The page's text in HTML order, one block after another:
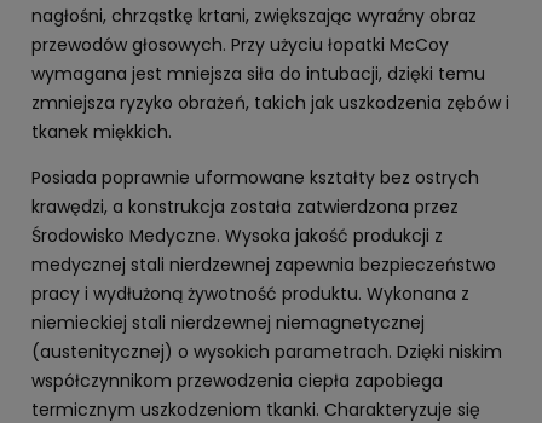
nagłośni, chrząstkę krtani, zwiększając wyraźny obraz
przewodów głosowych. Przy użyciu łopatki McCoy
wymagana jest mniejsza siła do intubacji, dzięki temu
zmniejsza ryzyko obrażeń, takich jak uszkodzenia zębów i
tkanek miękkich.
Posiada poprawnie uformowane kształty bez ostrych
krawędzi, a konstrukcja została zatwierdzona przez
Środowisko Medyczne. Wysoka jakość produkcji z
medycznej stali nierdzewnej zapewnia bezpieczeństwo
pracy i wydłużoną żywotność produktu. Wykonana z
niemieckiej stali nierdzewnej niemagnetycznej
(austenitycznej) o wysokich parametrach. Dzięki niskim
współczynnikom przewodzenia ciepła zapobiega
termicznym uszkodzeniom tkanki. Charakteryzuje się